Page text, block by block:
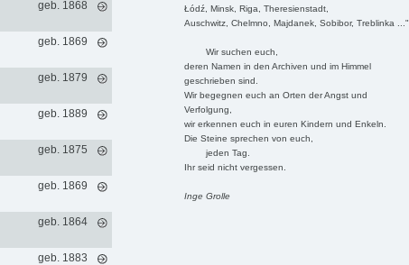
Łódź, Minsk, Riga, Theresienstadt,
Auschwitz, Chelmno, Majdanek, Sobibor, Treblinka ..."
Wir suchen euch,
deren Namen in den Archiven und im Himmel
geschrieben sind.
Wir begegnen euch an Orten der Angst und
Verfolgung,
wir erkennen euch in euren Kindern und Enkeln.
Die Steine sprechen von euch,
jeden Tag.
Ihr seid nicht vergessen.
Inge Grolle
geb. 1868
geb. 1869
geb. 1879
geb. 1889
geb. 1875
geb. 1869
geb. 1864
geb. 1883